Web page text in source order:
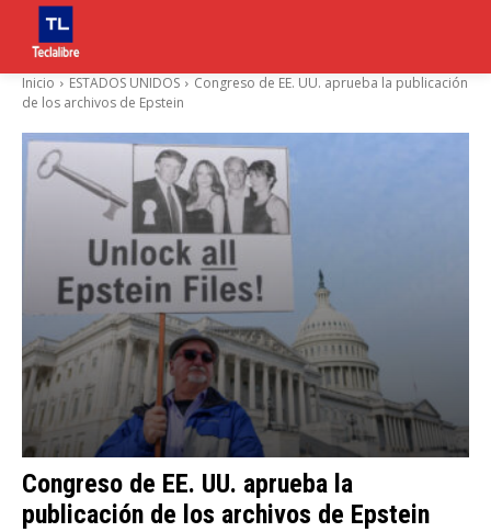
Inicio ESTADOS UNIDOS
Congreso de EE. UU. aprueba la publicación
de los archivos de Epstein
Congreso de EE. UU. aprueba la
publicación de los archivos de Epstein